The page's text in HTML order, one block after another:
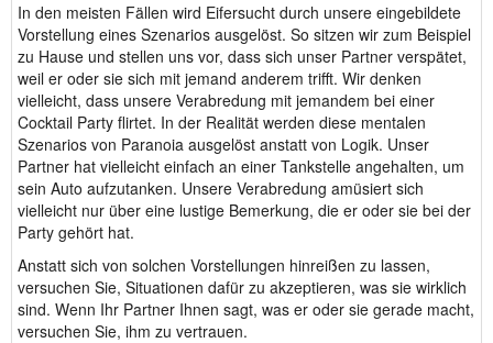
In den meisten Fällen wird Eifersucht durch unsere eingebildete
Vorstellung eines Szenarios ausgelöst. So sitzen wir zum Beispiel
zu Hause und stellen uns vor, dass sich unser Partner verspätet,
weil er oder sie sich mit jemand anderem trifft. Wir denken
vielleicht, dass unsere Verabredung mit jemandem bei einer
Cocktail Party flirtet. In der Realität werden diese mentalen
Szenarios von Paranoia ausgelöst anstatt von Logik. Unser
Partner hat vielleicht einfach an einer Tankstelle angehalten, um
sein Auto aufzutanken. Unsere Verabredung amüsiert sich
vielleicht nur über eine lustige Bemerkung, die er oder sie bei der
Party gehört hat.
Anstatt sich von solchen Vorstellungen hinreißen zu lassen,
versuchen Sie, Situationen dafür zu akzeptieren, was sie wirklich
sind. Wenn Ihr Partner Ihnen sagt, was er oder sie gerade macht,
versuchen Sie, ihm zu vertrauen.